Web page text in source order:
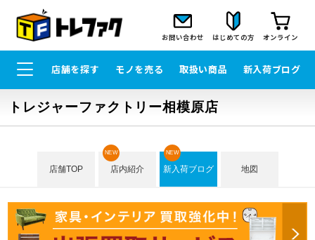
お問い合わせ はじめての方 オンライン
店舗を探す モノを売る 取扱い商品 新入荷ブログ
トレジャーファクトリー相模原店
店舗TOP 店内紹介
NEW
新入荷ブログ
NEW
地図